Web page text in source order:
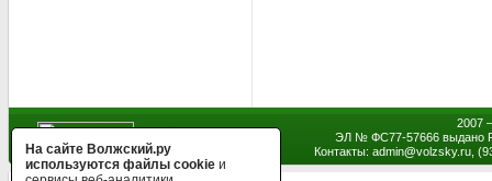
2007
ЭЛ № ФС77-57666 выдано
Контакты: admin@volzsky.ru,
На сайте Волжский.ру
используются файлы cookie и